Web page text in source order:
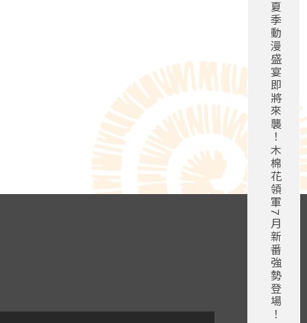
2026夏季動漫盛宴即將來襲！木棉花領軍7月新番強勢登場！